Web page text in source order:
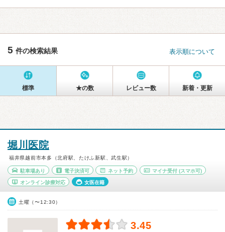
5 件の検索結果 表示順について
標準 ★の数 レビュー数 新着・更新
堀川医院
福井県越前市本多（北府駅、たけふ新駅、武生駅）
駐車場あり 電子決済可 ネット予約 マイナ受付 (スマホ可)
オンライン診療対応 女医在籍
土曜（〜12:30）
3.45